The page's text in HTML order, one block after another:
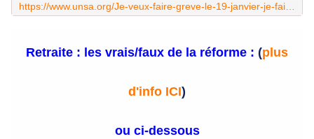
https://www.unsa.org/Je-veux-faire-greve-le-19-janvier-je-fais-comment.html
Retraite : les vrais/faux de la réforme : (plus
d'info ICI)
ou ci-dessous